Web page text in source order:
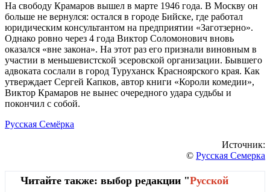
На свободу Крамаров вышел в марте 1946 года. В Москву он
больше не вернулся: остался в городе Бийске, где работал
юридическим консультантом на предприятии «Заготзерно».
Однако ровно через 4 года Виктор Соломонович вновь
оказался «вне закона». На этот раз его признали виновным в
участии в меньшевистской эсеровской организации. Бывшего
адвоката сослали в город Туруханск Красноярского края. Как
утверждает Сергей Капков, автор книги «Короли комедии»,
Виктор Крамаров не вынес очередного удара судьбы и
покончил с собой.
Русская Семёрка
Источник:
© Русская Семерка
Читайте также: выбор редакции "Русской